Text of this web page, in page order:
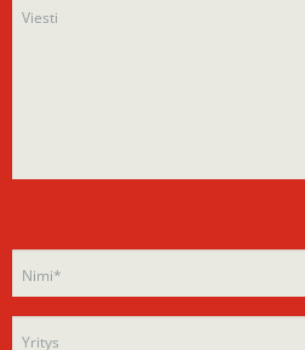
leave
this
empty.
Please
leave
field